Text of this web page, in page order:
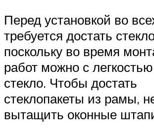
Перед установкой во
требуется достать
поскольку во время
работ можно с
стекло. Чтобы достать
стеклопакеты из рамы,
вытащить оконные